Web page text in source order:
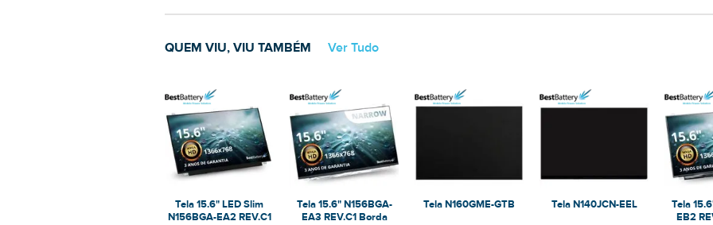
Ver Tudo
QUEM VIU, VIU TAMBÉM
Tela 15.6" LED Slim
N156BGA-EA2 REV.C1
Tela 15.6" N156BGA-
EA3 REV.C1 Borda
Tela N160GME-GTB Tela N140JCN-EEL
Tela
EB2